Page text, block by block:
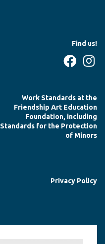
Find us!
Work Standards at the
Friendship Art Education
Foundation, including
Standards for the Protection
of Minors
Privacy Policy